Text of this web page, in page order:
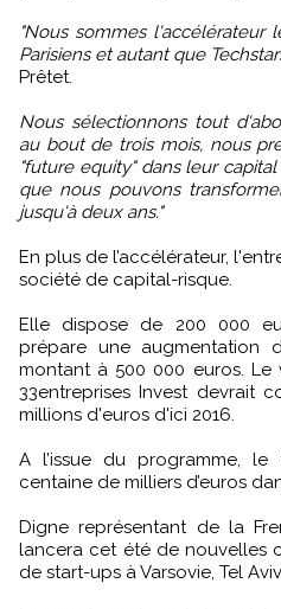
"Nous sommes l'accélérateur
Parisiens et autant que
Prêtet.
Nous sélectionnons tout
au bout de trois mois, nous
"future equity" dans leur
que nous pouvons
jusqu'à deux ans."
En plus de l’accélérateur,
société de capital-risque.
Elle dispose de 200 000
prépare une
montant à 500 000 euros.
33entreprises Invest devrait
millions d'euros d'ici 2016.
A l’issue du programme, le
centaine de milliers d’euros
Digne représentant de la
lancera cet été de nouvelles
de start-ups à Varsovie, Tel